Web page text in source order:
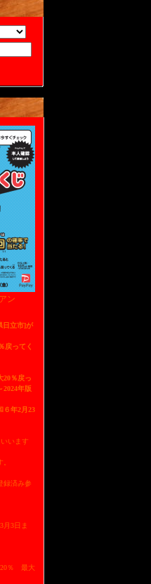
ン
日立市]が
戻ってく
％戻っ
年版
６年2月23
います
録済み参
月3日ま
％ 最大